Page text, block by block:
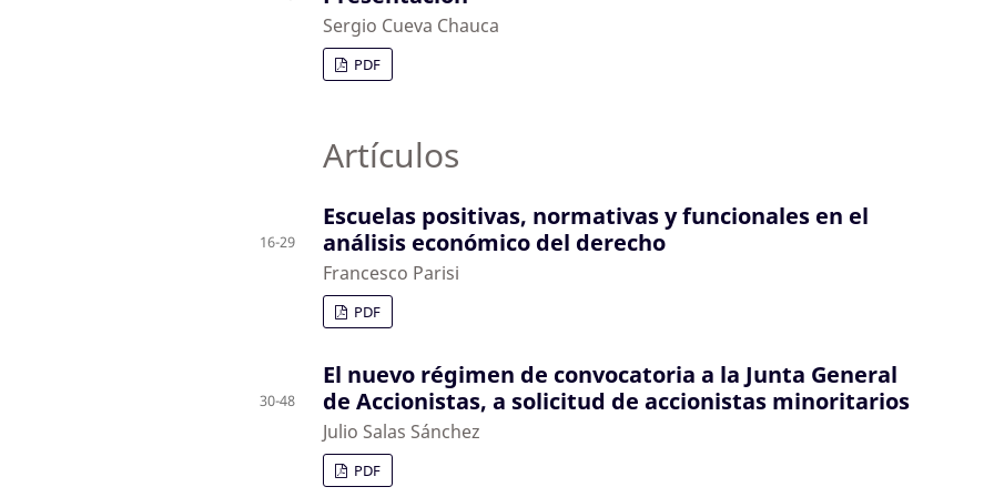
Sergio Cueva Chauca
PDF
Artículos
Escuelas positivas, normativas y funcionales en el
análisis económico del derecho
Francesco Parisi
16-29
PDF
El nuevo régimen de convocatoria a la Junta General
de Accionistas, a solicitud de accionistas minoritarios
Julio Salas Sánchez
30-48
PDF